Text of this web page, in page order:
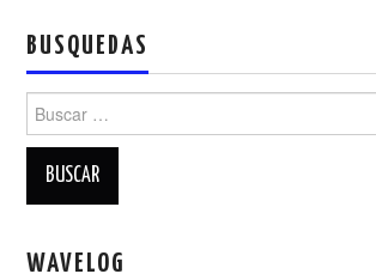
BUSQUEDAS
WAVELOG